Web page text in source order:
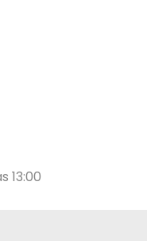
13:00